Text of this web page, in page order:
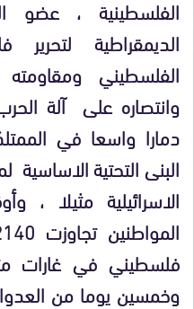
الفلسطينية ، عضو
الديمقراطية
الفلسطيني
وانتصاره على آلة
دمارا واسعا في
البنى التحتية
الاسرائيلية مثيلا
فلسطيني في غارات
وخمسين يوما من